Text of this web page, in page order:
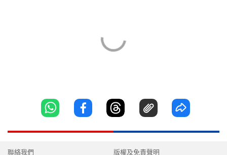
聯絡我們 版權及免責聲明